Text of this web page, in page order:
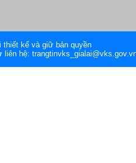
thiết kế và giữ bản quyền
hệ: